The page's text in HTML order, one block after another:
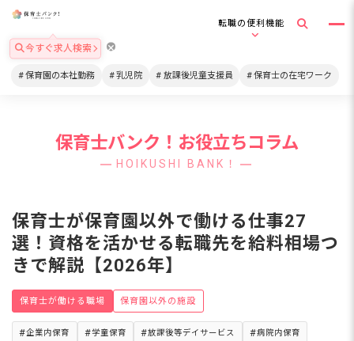
転職の便利機能
今すぐ求人検索
保育園の本社勤務 乳児院 放課後児童支援員 保育士の在宅ワーク
保育士バンク！お役立ちコラム
HOIKUSHI BANK！
保育士が保育園以外で働ける仕事27
選！資格を活かせる転職先を給料相場つ
きで解説【2026年】
保育士が働ける職場 保育園以外の施設
企業内保育 学童保育 放課後等デイサービス 病院内保育